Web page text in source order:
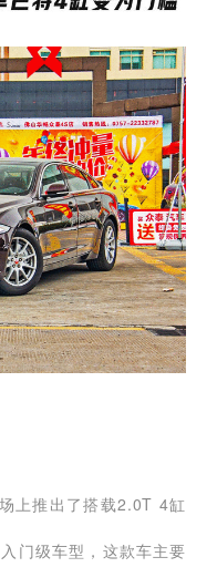
上推出了搭载2.0T 4缸
门级车型，这款车主要